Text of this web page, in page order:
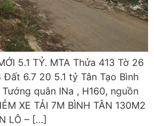
5.1 TỶ. MTA Thửa 413 Tờ 26
Đất 6.7 20 5.1 tỷ Tân Tạo Bình
quân INa , H160, nguồn
XE TẢI 7M BÌNH TÂN 130M2
LÔ – […]